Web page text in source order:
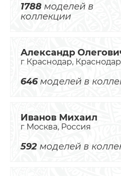
1788 моделей в
коллекции
Александр
г Краснодар,
646моделей в
Иванов Михаил
г Москва, Россия
592 моделей в